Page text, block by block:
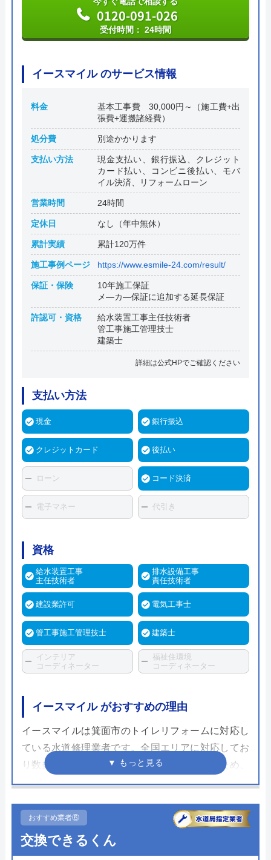
0120-091-026
受付時間： 24時間
イースマイル のサービス情報
料金
基本工事費 30,000円～（施工費+出
張費+運搬諸経費）
処分費 別途かかります
支払い方法
現金支払い、銀行振込、クレジット
カード払い、コンビニ後払い、モバ
イル決済、リフォームローン
営業時間 24時間
定休日 なし（年中無休）
累計実績 累計120万件
施工事例ページ https://www.esmile-24.com/result/
保証・保険
10年施工保証
メ―カ―保証に追加する延長保証
許認可・資格
給水装置工事主任技術者
管工事施工管理技士
建築士
詳細は公式HPでご確認ください
支払い方法
現金 銀行振込
クレジットカード 後払い
ローン コード決済
電子マネー 代引き
資格
給水装置工事
主任技術者
排水設備工事
責任技術者
建設業許可 電気工事士
管工事施工管理技士 建築士
インテリア
コーディネーター
福祉住環境
コーディネーター
イースマイル がおすすめの理由
イースマイルは箕面市のトイレリフォームに対応し
ている水道修理業者です。全国エリアに対応してお
り数多くのトイレの修理や交換してきているため、
その実績だけでなく、さまざまな自治体の水道局か
め、技術面では非常に信頼できる業者です。
支払い方法も多彩で、現金だけではなくクレジット
おすすめ業者⑥
交換できるくん